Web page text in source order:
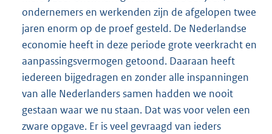
ondernemers en werkenden zijn de afgelopen twee
jaren enorm op de proef gesteld. De Nederlandse
economie heeft in deze periode grote veerkracht en
aanpassingsvermogen getoond. Daaraan heeft
iedereen bijgedragen en zonder alle inspanningen
van alle Nederlanders samen hadden we nooit
gestaan waar we nu staan. Dat was voor velen een
zware opgave. Er is veel gevraagd van ieders